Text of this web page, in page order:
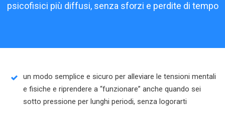
psicofisici più diffusi, senza sforzi e perdite di tempo
un modo semplice e sicuro per alleviare le tensioni mentali
e fisiche e riprendere a “funzionare” anche quando sei
sotto pressione per lunghi periodi, senza logorarti